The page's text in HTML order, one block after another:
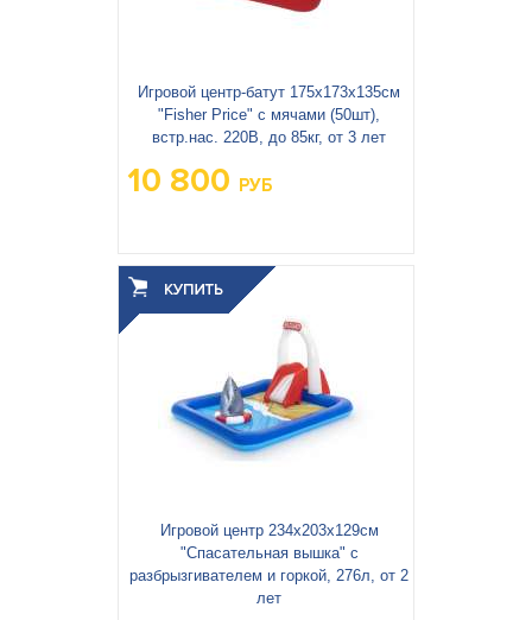
Игровой центр-батут 175х173х135см
"Fisher Price" с мячами (50шт),
встр.нас. 220В, до 85кг, от 3 лет
10 800 РУБ
Вес упаковки, кг:
Объём упаковки, м
Игровой центр 234x203x129см
"Спасательная вышка" с
разбрызгивателем и горкой, 276л, от 2
лет